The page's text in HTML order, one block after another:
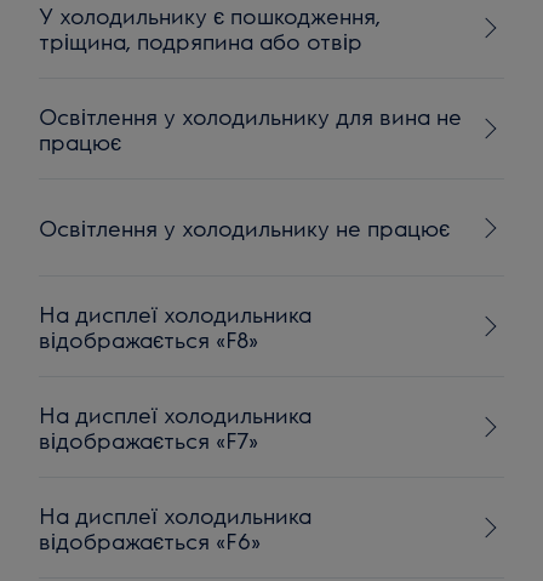
У холодильнику є пошкодження,
тріщина, подряпина або отвір
Освітлення у холодильнику для вина не
працює
Освітлення у холодильнику не працює
На дисплеї холодильника
відображається «F8»
На дисплеї холодильника
відображається «F7»
На дисплеї холодильника
відображається «F6»